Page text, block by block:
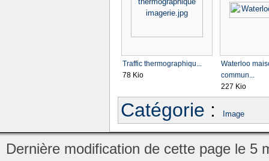
Traffic thermographiqu...
78 Kio
Waterloo
commun...
227 Kio
Catégorie : Image
Dernière modification de cette page le 5